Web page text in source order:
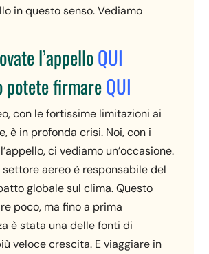
in questo senso. Vediamo
l’appelloQUI
potete firmareQUI
con le fortissime limitazioni ai
è in profonda crisi. Noi, con i
ci vediamo un’occasione.
aereo è responsabile del
globale sul clima. Questo
poco, ma fino a prima
è stata una delle fonti di
veloce crescita. E viaggiare in